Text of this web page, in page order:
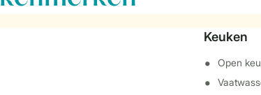
Keuken
Open